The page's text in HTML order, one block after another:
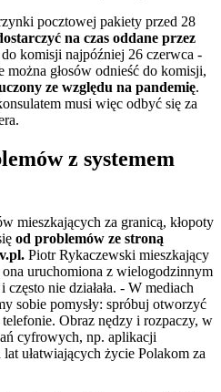
pocztowej pakiety przed 28
na czas oddane przez
komisji najpóźniej 26 czerwca -
głosów odnieść do komisji,
ze względu na pandemię.
musi więc odbyć się za
z systemem
mieszkających za granicą, kłopoty
od problemów ze stroną
Piotr Rykaczewski mieszkający
uruchomiona z wielogodzinnym
nie działała. - W mediach
sobie pomysły: spróbuj otworzyć
Obraz nędzy i rozpaczy, w
cyfrowych, np. aplikacji
ułatwiających życie Polakom za